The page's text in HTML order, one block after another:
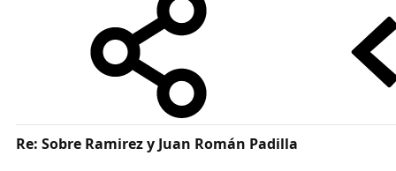
Re: Sobre Ramirez y Juan Román Padilla